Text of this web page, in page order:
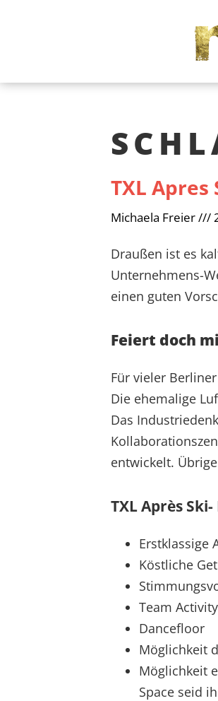
TXL Apres
Michaela Freier
Draußen ist es
Unternehmens-
einen guten
Feiert doch
Für vieler
Die ehemalige
Das
entwickelt.
TXL Après
Erstklassige
Köstliche
Team Activity
Dancefloor
Möglichkeit
Möglichkeit
Space seid